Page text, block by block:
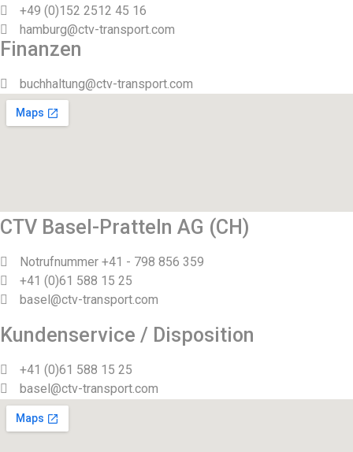
+49 (0)152 2512 45 16
hamburg@ctv-transport.com
Finanzen
buchhaltung@ctv-transport.com
CTV Basel-Pratteln AG (CH)
Notrufnummer +41 - 798 856 359
+41 (0)61 588 15 25
basel@ctv-transport.com
Kundenservice / Disposition
+41 (0)61 588 15 25
basel@ctv-transport.com